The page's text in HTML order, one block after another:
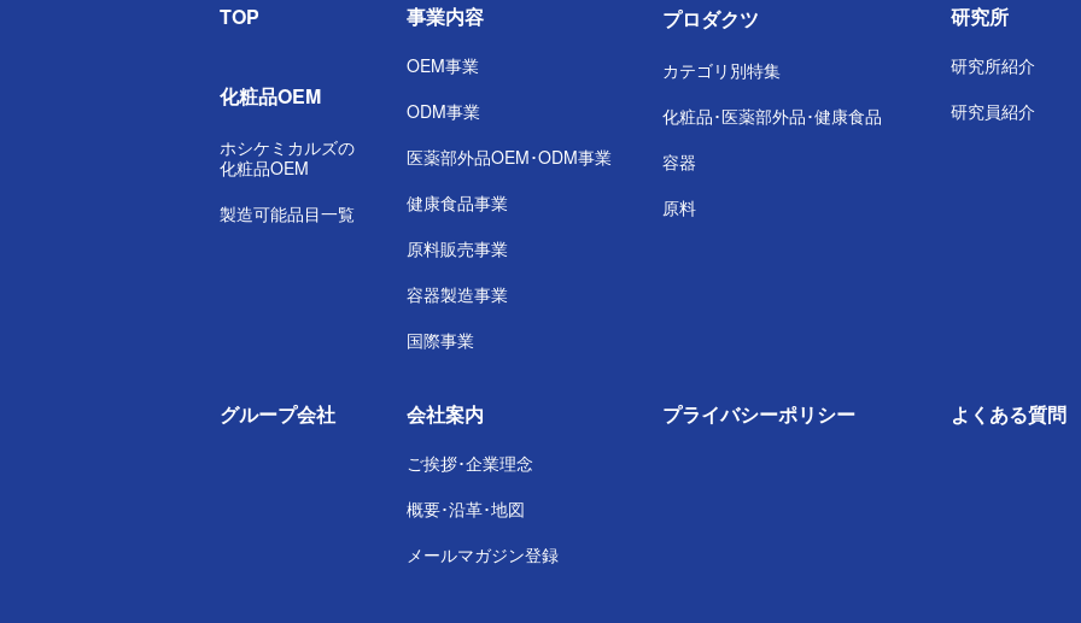
TOP
化粧品OEM
ホシケミカルズの
化粧品OEM
製造可能品目一覧
事業内容
OEM事業
ODM事業
医薬部外品OEM･ODM事業
健康食品事業
原料販売事業
容器製造事業
国際事業
プロダクツ
カテゴリ別特集
化粧品･医薬部外品･健康食品
容器
原料
研究所
研究所紹介
研究員紹介
グループ会社 会社案内
ご挨拶･企業理念
概要･沿革･地図
メールマガジン登録
よくある質問
プライバシーポリシー